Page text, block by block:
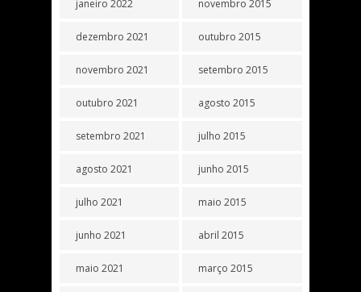
janeiro 2022
dezembro 2021
novembro 2021
outubro 2021
setembro 2021
agosto 2021
julho 2021
junho 2021
maio 2021
novembro 2015
outubro 2015
setembro 2015
agosto 2015
julho 2015
junho 2015
maio 2015
abril 2015
março 2015